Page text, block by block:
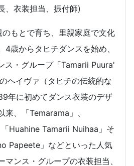
、衣装担当、振付師)
もとで育ち、里親家庭で文化
4歳からタヒチダンスを始め、
ス・グループ「Tamarii Puura'
ヘイヴァ（タヒチの伝統的な
年に初めてダンス衣装のデザ
来、「Temarama」、
「Huahine Tamarii Nuihaa」そ
Papeete」などといった人気
ンス・グループの衣装担当、